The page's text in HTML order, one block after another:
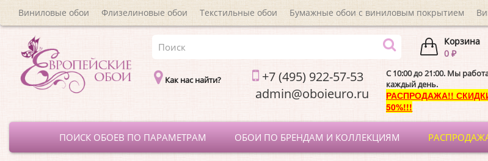
Виниловые обои Флизелиновые обои Текстильные обои Бумажные обои с виниловым покрытием
Корзина
0 ₽
Как нас найти?
+7 (495) 922-57-53
C 10:00 до 21:00. Мы
каждый день.
РАСПРОДАЖА!!
50%!!!
ПОИСК ОБОЕВ ПО ПАРАМЕТРАМ ОБОИ ПО БРЕНДАМ И КОЛЛЕКЦИЯМ